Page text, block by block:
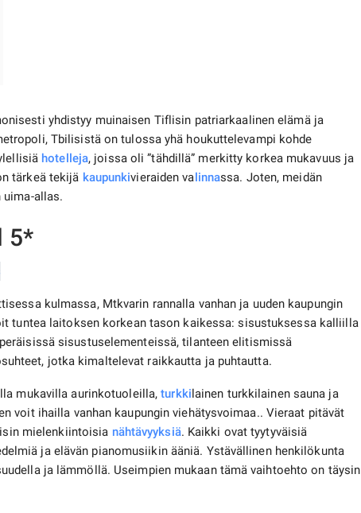
yhdistyy muinaisen Tiflisin patriarkaalinen elämä ja
Tbilisistä on tulossa yhä houkuttelevampi kohde
hotelleja, joissa oli ”tähdillä” merkitty korkea mukavuus ja
tärkeä tekijä kaupunkivieraiden valinnassa. Joten, meidän
allas.
5*
kulmassa, Mtkvarin rannalla vanhan ja uuden kaupungin
tuntea laitoksen korkean tason kaikessa: sisustuksessa kalliilla
sisustuselementeissä, tilanteen elitismissä
jotka kimaltelevat raikkautta ja puhtautta.
mukavilla aurinkotuoleilla,turkkilainen turkkilainen sauna ja
voit ihailla vanhan kaupungin viehätysvoimaa.. Vieraat pitävät
mielenkiintoisia nähtävyyksiä. Kaikki ovat tyytyväisiä
ja elävän pianomusiikin ääniä. Ystävällinen henkilökunta
ja lämmöllä. Useimpien mukaan tämä vaihtoehto on täysin